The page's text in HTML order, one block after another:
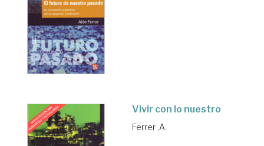
Vivir con lo nuestro
Ferrer ,A.